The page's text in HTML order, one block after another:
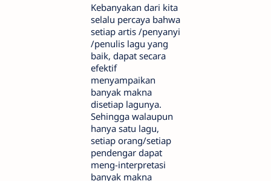
Kebanyakan dari kita
selalu percaya bahwa
setiap artis /penyanyi
/penulis lagu yang
baik, dapat secara
efektif
menyampaikan
banyak makna
disetiap lagunya.
Sehingga walaupun
hanya satu lagu,
setiap orang/setiap
pendengar dapat
meng-interpretasi
banyak makna